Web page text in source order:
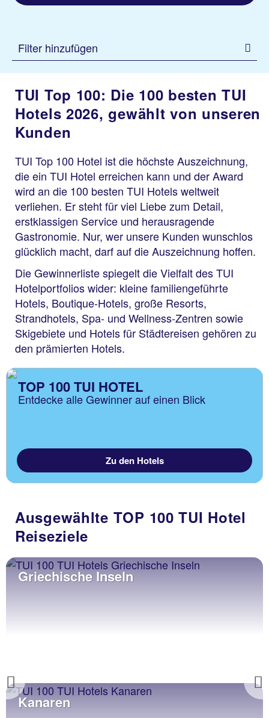
Filter hinzufügen
TUI Top 100: Die 100 besten TUI
Hotels 2026, gewählt von unseren
Kunden
TUI Top 100 Hotel ist die höchste Auszeichnung,
die ein TUI Hotel erreichen kann und der Award
wird an die 100 besten TUI Hotels weltweit
verliehen. Er steht für viel Liebe zum Detail,
erstklassigen Service und herausragende
Gastronomie. Nur, wer unsere Kunden wunschlos
glücklich macht, darf auf die Auszeichnung hoffen.
Die Gewinnerliste spiegelt die Vielfalt des TUI
Hotelportfolios wider: kleine familiengeführte
Hotels, Boutique-Hotels, große Resorts,
Strandhotels, Spa- und Wellness-Zentren sowie
Skigebiete und Hotels für Städtereisen gehören zu
den prämierten Hotels.
TOP 100 TUI HOTEL
Entdecke alle Gewinner auf einen Blick
Zu den Hotels
Ausgewählte TOP 100 TUI Hotel
Reiseziele
Previous
Griechische Inseln
Kanaren